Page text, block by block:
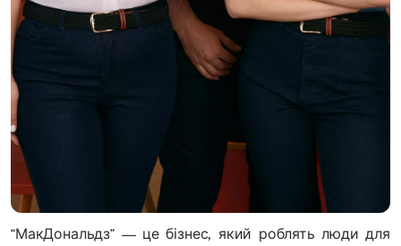
“МакДональдз” — це бізнес, який роблять люди для